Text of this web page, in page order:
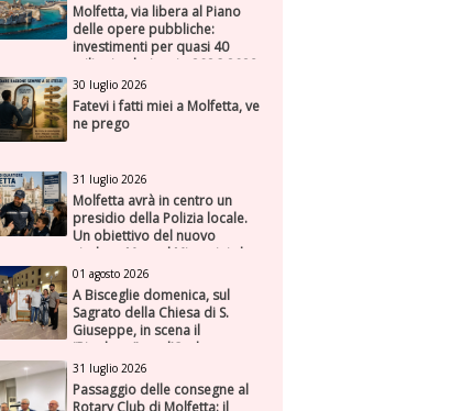
Molfetta, via libera al Piano
delle opere pubbliche:
investimenti per quasi 40
milioni nel triennio 2026-2028
30 luglio 2026
Fatevi i fatti miei a Molfetta, ve
ne prego
31 luglio 2026
Molfetta avrà in centro un
presidio della Polizia locale.
Un obiettivo del nuovo
sindaco Manuel Minervini che
diviene realtà, con la speranza
di maggiore efficienza e
presenza sul territorio
01 agosto 2026
A Bisceglie domenica, sul
Sagrato della Chiesa di S.
Giuseppe, in scena il
“Rigoletto” con l’Orchestra
Sinfonica Federiciana
31 luglio 2026
Passaggio delle consegne al
Rotary Club di Molfetta: il